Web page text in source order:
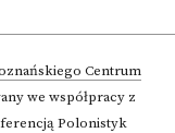
Centrum
we współpracy z
Polonistyk